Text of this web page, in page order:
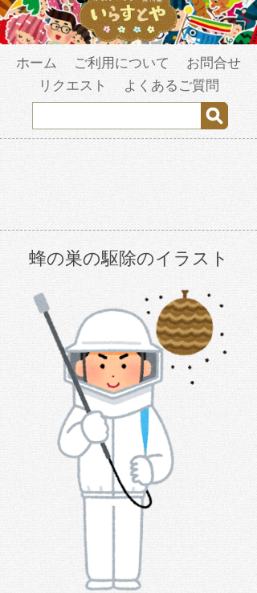
ホーム ご利用について
お問合せ
リクエスト
よくあるご質問
蜂の巣の駆除のイラスト